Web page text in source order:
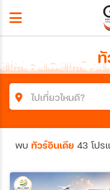
ไปเที่ยวไหนดี?
พบ ทัวร์อินเดีย 43 โปร